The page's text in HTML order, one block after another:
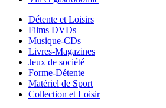
Détente et Loisirs
Films DVDs
Musique-CDs
Livres-Magazines
Jeux de société
Forme-Détente
Matériel de Sport
Collection et Loisir